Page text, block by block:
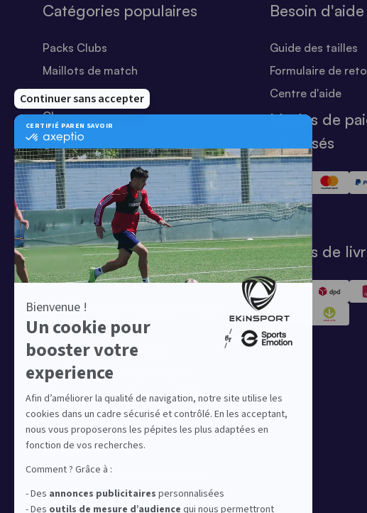
Catégories populaires
Packs Clubs
Maillots de match
Equipements Clubs
Chaussures
Shorts
Football
Chaussettes
T-shirts
Tenues de match
Offres clubs
Ensembles sport & lifestyle à prix
réduit
Collection Nike Park 26
Collection Nike Academy 25
Nike Kitbuilder | Tenues 100%
personnalisées pour les clubs
Notre offre dédiée au sport
amateur
Equipez votre club de football
Equipez votre club de basket
Besoin d'aide
Guide des tailles
Formulaire de
Centre d'aide
Modes de
sécurisés
Modes de